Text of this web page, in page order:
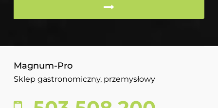
Magnum-Pro
Sklep gastronomiczny, przemysłowy